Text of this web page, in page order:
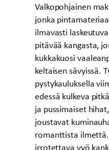
Valkopohjainen
jonka
ilmavasti
pitävää kangasta,
kukkakuosi
keltaisen sävyissä.
pystykauluksella
edessä kulkeva
ja pussimaiset
joustavat
romanttista